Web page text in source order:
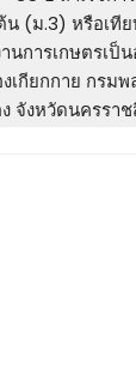
(ม.3) หรือเทีย
านการเกษตรเ
งเกียกกาย กร
จังหวัดนครรา